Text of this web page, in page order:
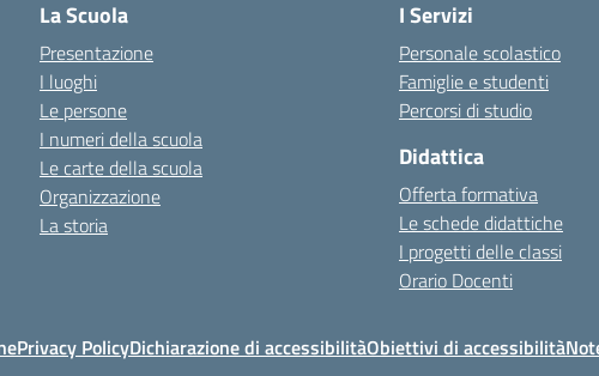
La Scuola
Presentazione
I luoghi
Le persone
I numeri della scuola
Le carte della scuola
Organizzazione
La storia
I Servizi
Personale scolastico
Famiglie e studenti
Percorsi di studio
Didattica
Offerta formativa
Le schede didattiche
I progetti delle classi
Orario Docenti
Privacy PolicyDichiarazione di accessibilitàObiettivi di accessibilità